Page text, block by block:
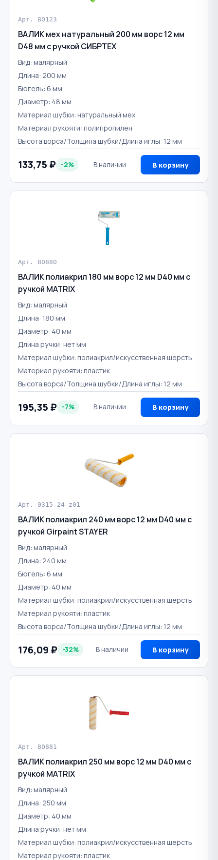
Арт. 80123
ВАЛИК мех натуральный 200 мм ворс 12 мм
D48 мм с ручкой СИБРТЕХ
Вид: малярный
Длина: 200 мм
Бюгель: 6 мм
Диаметр: 48 мм
Материал шубки: натуральный мех
Материал рукояти: полипропилен
Высота ворса/Толщина шубки/Длина иглы: 12 мм
133,75 ₽ -2% В наличии В корзину
Арт. 80880
ВАЛИК полиакрил 180 мм ворс 12 мм D40 мм с
ручкой MATRIX
Вид: малярный
Длина: 180 мм
Диаметр: 40 мм
Длина ручки: нет мм
Материал шубки: полиакрил/искусственная шерсть
Материал рукояти: пластик
Высота ворса/Толщина шубки/Длина иглы: 12 мм
195,35 ₽ -7% В наличии В корзину
Арт. 0315-24_z01
ВАЛИК полиакрил 240 мм ворс 12 мм D40 мм с
ручкой Girpaint STAYER
Вид: малярный
Длина: 240 мм
Бюгель: 6 мм
Диаметр: 40 мм
Материал шубки: полиакрил/искусственная шерсть
Материал рукояти: пластик
Высота ворса/Толщина шубки/Длина иглы: 12 мм
176,09 ₽ -32% В наличии В корзину
Арт. 80881
ВАЛИК полиакрил 250 мм ворс 12 мм D40 мм с
ручкой MATRIX
Вид: малярный
Длина: 250 мм
Диаметр: 40 мм
Длина ручки: нет мм
Материал шубки: полиакрил/искусственная шерсть
Материал рукояти: пластик